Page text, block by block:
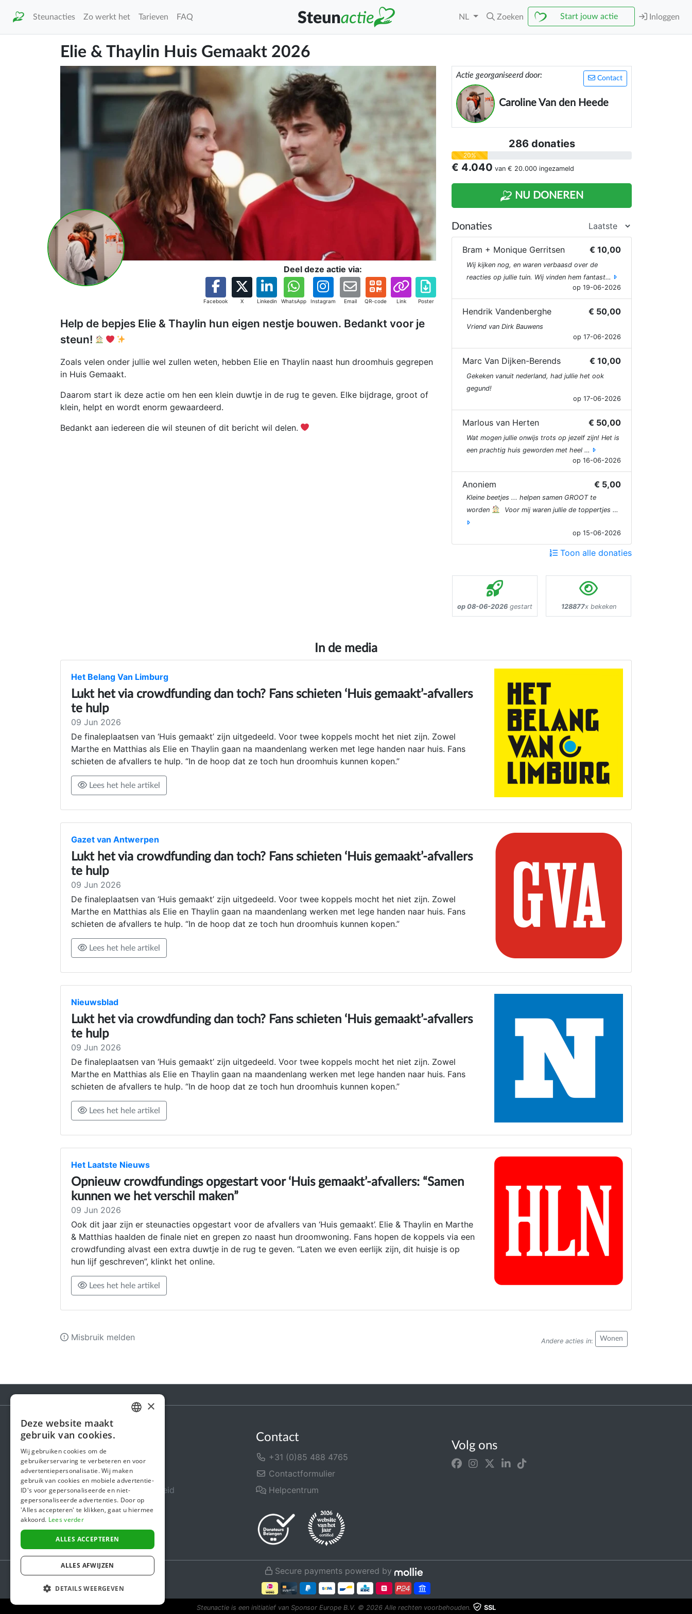
Steunacties Zo werkt het Tarieven FAQ NL Zoeken Start jouw actie Inloggen
Elie & Thaylin Huis Gemaakt 2026
Deel deze actie via:
Facebook X Linkedin WhatsApp Instagram Email QR-code Link Poster
Help de bepjes Elie & Thaylin hun eigen nestje bouwen. Bedankt voor je
steun!
Zoals velen onder jullie wel zullen weten, hebben Elie en Thaylin naast hun droomhuis gegrepen
in Huis Gemaakt.
Daarom start ik deze actie om hen een klein duwtje in de rug te geven. Elke bijdrage, groot of
klein, helpt en wordt enorm gewaardeerd.
Bedankt aan iedereen die wil steunen of dit bericht wil delen.
Contact
Actie georganiseerd door:
Caroline Van den Heede
286 donaties
20%
€ 4.040 van € 20.000 ingezameld
NU DONEREN
Donaties
Bram + Monique Gerritsen € 10,00
Wij kijken nog, en waren verbaasd over de
reacties op jullie tuin. Wij vinden hem fantast…
op 19-06-2026
Hendrik Vandenberghe € 50,00
Vriend van Dirk Bauwens
op 17-06-2026
Marc Van Dijken-Berends € 10,00
Gekeken vanuit nederland, had jullie het ook
gegund!
op 17-06-2026
Marlous van Herten € 50,00
Wat mogen jullie onwijs trots op jezelf zijn! Het is
een prachtig huis geworden met heel …
op 16-06-2026
Anoniem € 5,00
Kleine beetjes ... helpen samen GROOT te
worden
Voor mij waren jullie de toppertjes …
op 15-06-2026
Toon alle donaties
op 08-06-2026 gestart 128877x bekeken
In de media
Het Belang Van Limburg
Lukt het via crowdfunding dan toch? Fans schieten ‘Huis gemaakt’-afvallers
te hulp
09 Jun 2026
De finaleplaatsen van ‘Huis gemaakt’ zijn uitgedeeld. Voor twee koppels mocht het niet zijn. Zowel
Marthe en Matthias als Elie en Thaylin gaan na maandenlang werken met lege handen naar huis. Fans
schieten de afvallers te hulp. “In de hoop dat ze toch hun droomhuis kunnen kopen.”
Lees het hele artikel
Gazet van Antwerpen
Lukt het via crowdfunding dan toch? Fans schieten ‘Huis gemaakt’-afvallers
te hulp
09 Jun 2026
De finaleplaatsen van ‘Huis gemaakt’ zijn uitgedeeld. Voor twee koppels mocht het niet zijn. Zowel
Marthe en Matthias als Elie en Thaylin gaan na maandenlang werken met lege handen naar huis. Fans
schieten de afvallers te hulp. “In de hoop dat ze toch hun droomhuis kunnen kopen.”
Lees het hele artikel
Nieuwsblad
Lukt het via crowdfunding dan toch? Fans schieten ‘Huis gemaakt’-afvallers
te hulp
09 Jun 2026
De finaleplaatsen van ‘Huis gemaakt’ zijn uitgedeeld. Voor twee koppels mocht het niet zijn. Zowel
Marthe en Matthias als Elie en Thaylin gaan na maandenlang werken met lege handen naar huis. Fans
schieten de afvallers te hulp. “In de hoop dat ze toch hun droomhuis kunnen kopen.”
Lees het hele artikel
Het Laatste Nieuws
Opnieuw crowdfundings opgestart voor ‘Huis gemaakt’-afvallers: “Samen
kunnen we het verschil maken”
09 Jun 2026
Ook dit jaar zijn er steunacties opgestart voor de afvallers van ‘Huis gemaakt’. Elie & Thaylin en Marthe
& Matthias haalden de finale niet en grepen zo naast hun droomwoning. Fans hopen de koppels via een
crowdfunding alvast een extra duwtje in de rug te geven. “Laten we even eerlijk zijn, dit huisje is op
hun lijf geschreven”, klinkt het online.
Lees het hele artikel
Andere acties in: Wonen
Misbruik melden
Steunactie
Over ons
In de media
Veiligheid & Betrouwbaarheid
Algemene voorwaarden
Privacybeleid
Cookiebeleid
Contact
+31 (0)85 488 4765
Contactformulier
Helpcentrum
Volg ons
Secure payments powered by
Steunactie is een initiatief van Sponsor Europe B.V. © 2026 Alle rechten voorbehouden. SSL
ENGLISH
×
Deze website maakt
gebruik van cookies.
Wij gebruiken cookies om de
gebruikerservaring te verbeteren en voor
advertentiepersonalisatie. Wij maken
gebruik van cookies en mobiele advertentie-
ID's voor gepersonaliseerde en niet-
gepersonaliseerde advertenties. Door op
'Alles accepteren' te klikken, gaat u hiermee
akkoord. Lees verder
ALLES ACCEPTEREN
ALLES AFWIJZEN
DETAILS WEERGEVEN